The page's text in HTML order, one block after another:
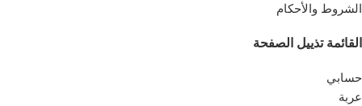
الشروط والأحكام
القائمة تذييل الصفحة
حسابي
عربة